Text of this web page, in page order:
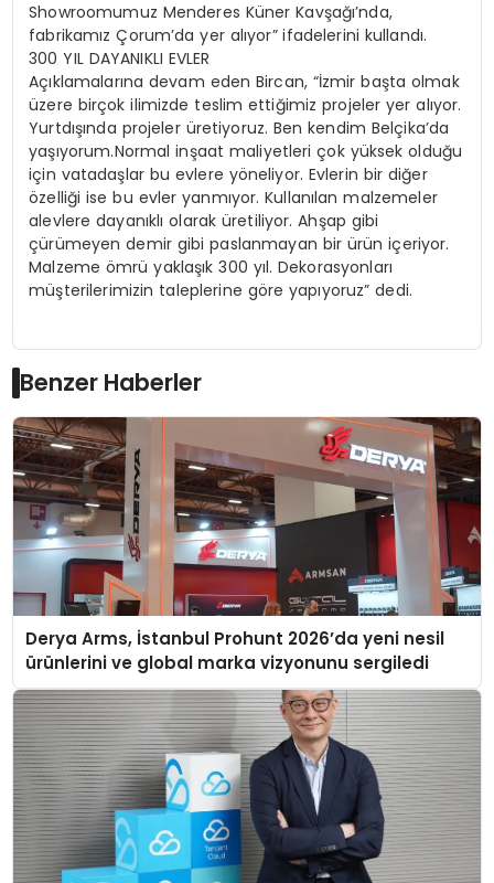
Showroomumuz Menderes Küner Kavşağı’nda,
fabrikamız Çorum’da yer alıyor” ifadelerini kullandı.
300 YIL DAYANIKLI EVLER
Açıklamalarına devam eden Bircan, “İzmir başta olmak
üzere birçok ilimizde teslim ettiğimiz projeler yer alıyor.
Yurtdışında projeler üretiyoruz. Ben kendim Belçika’da
yaşıyorum.Normal inşaat maliyetleri çok yüksek olduğu
için vatadaşlar bu evlere yöneliyor. Evlerin bir diğer
özelliği ise bu evler yanmıyor. Kullanılan malzemeler
alevlere dayanıklı olarak üretiliyor. Ahşap gibi
çürümeyen demir gibi paslanmayan bir ürün içeriyor.
Malzeme ömrü yaklaşık 300 yıl. Dekorasyonları
müşterilerimizin taleplerine göre yapıyoruz” dedi.
Benzer Haberler
Derya Arms, İstanbul Prohunt 2026’da yeni nesil
ürünlerini ve global marka vizyonunu sergiledi